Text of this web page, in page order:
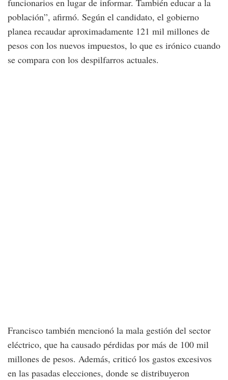
población”, afirmó. Según el candidato, el gobierno
planea recaudar aproximadamente 121 mil millones de
pesos con los nuevos impuestos, lo que es irónico cuando
se compara con los despilfarros actuales.
Francisco también mencionó la mala gestión del sector
eléctrico, que ha causado pérdidas por más de 100 mil
millones de pesos. Además, criticó los gastos excesivos
en las pasadas elecciones, donde se distribuyeron